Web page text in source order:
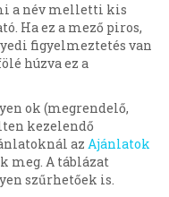
a név melletti kis
Ha ez a mező piros,
figyelmeztetés van
húzva ez a
ok (megrendelő,
kezelendő
az Ajánlatok
meg. A táblázat
szűrhetőek is.